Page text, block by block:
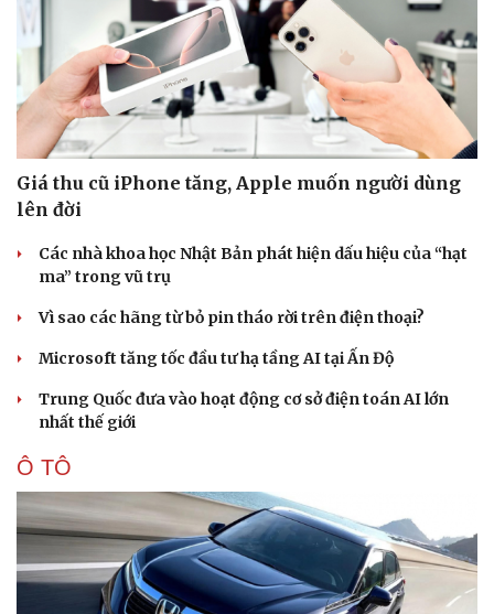
Giá thu cũ iPhone tăng, Apple muốn người dùng
lên đời
Các nhà khoa học Nhật Bản phát hiện dấu hiệu của “hạt
ma” trong vũ trụ
Vì sao các hãng từ bỏ pin tháo rời trên điện thoại?
Microsoft tăng tốc đầu tư hạ tầng AI tại Ấn Độ
Trung Quốc đưa vào hoạt động cơ sở điện toán AI lớn
nhất thế giới
Ô TÔ